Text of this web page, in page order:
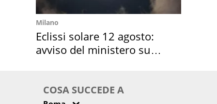
Milano
Eclissi solare 12 agosto:
avviso del ministero su